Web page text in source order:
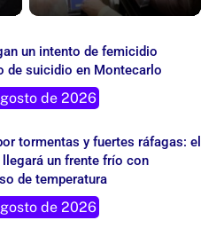
un intento de femicidio
de suicidio en Montecarlo
de 2026
tormentas y fuertes ráfagas: el
llegará un frente frío con
de temperatura
de 2026